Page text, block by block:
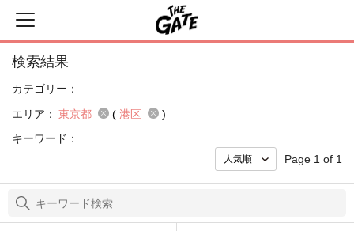
検索結果
カテゴリー：
エリア： 東京都 ( 港区
)
キーワード：
Page 1 of 1